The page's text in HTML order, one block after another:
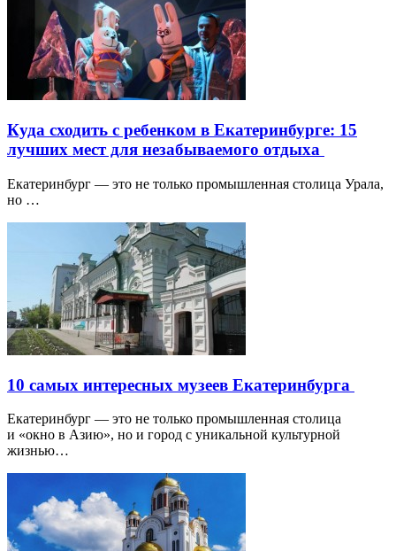
Куда сходить с ребенком в Екатеринбурге: 15
лучших мест для незабываемого отдыха
Екатеринбург — это не только промышленная столица Урала,
но …
10 самых интересных музеев Екатеринбурга
Екатеринбург — это не только промышленная столица
и «окно в Азию», но и город с уникальной культурной
жизнью…